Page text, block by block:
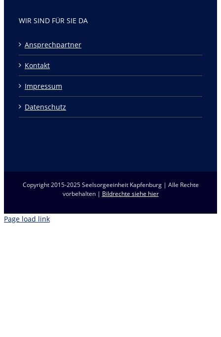
WIR SIND FÜR SIE DA
Ansprechpartner
Kontakt
Impressum
Datenschutz
Copyright 2015-2025 Seelsorgeeinheit Kapfenburg | Alle Rechte
vorbehalten | Bildrechte siehe hier
Page load link